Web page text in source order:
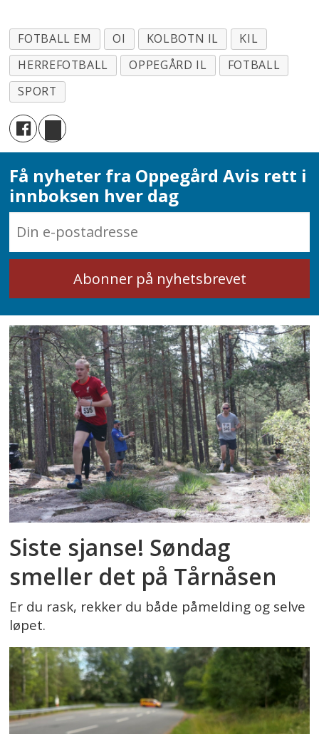
FOTBALL EM OI KOLBOTN IL
KIL
HERREFOTBALL
OPPEGÅRD IL
FOTBALL
SPORT
Få nyheter fra Oppegård Avis rett i
innboksen hver dag
Siste sjanse! Søndag
smeller det på Tårnåsen
Er du rask, rekker du både påmelding og selve
løpet.